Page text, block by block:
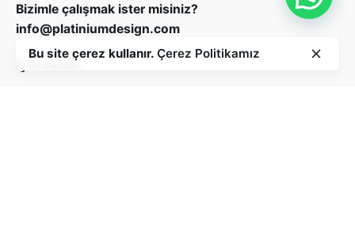
Bizimle çalışmak ister misiniz?
info@platiniumdesign.com
İş Fırsatları
Bu site çerez kullanır. Çerez Politikamız